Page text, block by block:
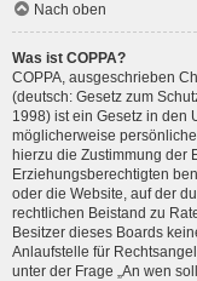
Nach oben
Was ist COPPA?
COPPA, ausgeschrieben
(deutsch: Gesetz zum
1998) ist ein Gesetz in den
möglicherweise
hierzu die Zustimmung der
Erziehungsberechtigten
oder die Website, auf der
rechtlichen Beistand zu
Besitzer dieses Boards
Anlaufstelle für
unter der Frage „An wen